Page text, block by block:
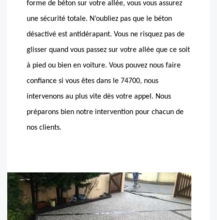
forme de béton sur votre allée, vous vous assurez
une sécurité totale. N’oubliez pas que le béton
désactivé est antidérapant. Vous ne risquez pas de
glisser quand vous passez sur votre allée que ce soit
à pied ou bien en voiture. Vous pouvez nous faire
confiance si vous êtes dans le 74700, nous
intervenons au plus vite dès votre appel. Nous
préparons bien notre intervention pour chacun de
nos clients.